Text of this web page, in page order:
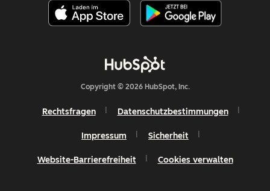
Copyright © 2026 HubSpot, Inc.
Rechtsfragen Datenschutzbestimmungen
Impressum Sicherheit
Website-Barrierefreiheit Cookies verwalten